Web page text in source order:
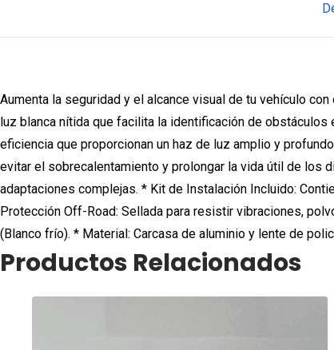
Aumenta la seguridad y el alcance visual de tu vehículo
luz blanca nítida que facilita la identificación de
eficiencia que proporcionan un haz de luz amplio y
evitar el sobrecalentamiento y prolongar la vida útil de los
adaptaciones complejas. * Kit de Instalación Incluido:
Protección Off-Road: Sellada para resistir vibraciones,
(Blanco frío). * Material: Carcasa de aluminio y lente de
Productos Relacionados